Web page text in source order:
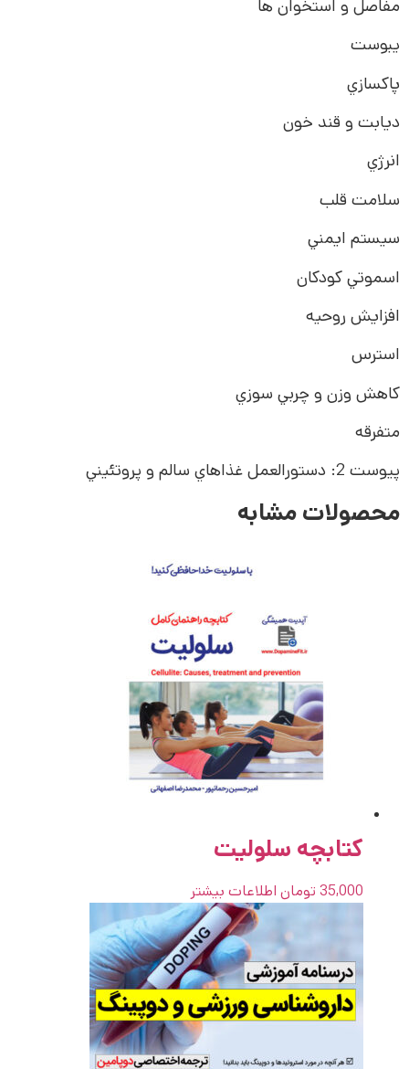
مفاصل و استخوان ها
يبوست
پاکسازي
ديابت و قند خون
انرژي
سلامت قلب
سيستم ايمني
اسموتي کودکان
افزايش روحيه
استرس
کاهش وزن و چربي سوزي
متفرقه
پيوست 2: دستورالعمل غذاهاي سالم و پروتئيني
محصولات مشابه
کتابچه سلولیت
35,000 تومان اطلاعات بیشتر